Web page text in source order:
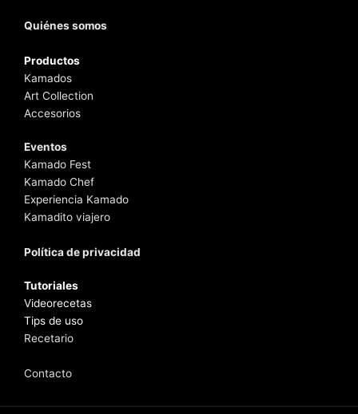
Quiénes somos
Productos
Kamados
Art Collection
Accesorios
Eventos
Kamado Fest
Kamado Chef
Experiencia Kamado
Kamadito viajero
Política de privacidad
Tutoriales
Videorecetas
Tips de uso
Recetario
Contacto